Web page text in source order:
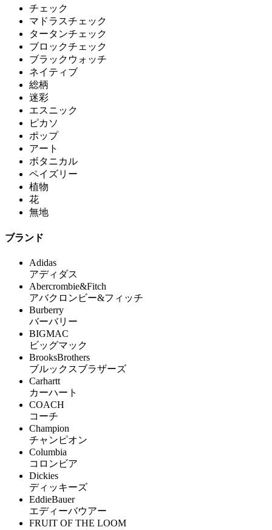
チェック
マドラスチェック
タータンチェック
ブロックチェック
ブラックウォッチ
ネイティブ
総柄
迷彩
エスニック
ピカソ
ポップ
アート
ボタニカル
ペイズリー
植物
花
無地
ブランド
Adidas
アディダス
Abercrombie&Fitch
アバクロンビー&フィッチ
Burberry
バーバリー
BIGMAC
ビッグマック
BrooksBrothers
ブルックスブラザーズ
Carhartt
カーハート
COACH
コーチ
Champion
チャンピオン
Columbia
コロンビア
Dickies
ディッキーズ
EddieBauer
エディーバウアー
FRUIT OF THE LOOM